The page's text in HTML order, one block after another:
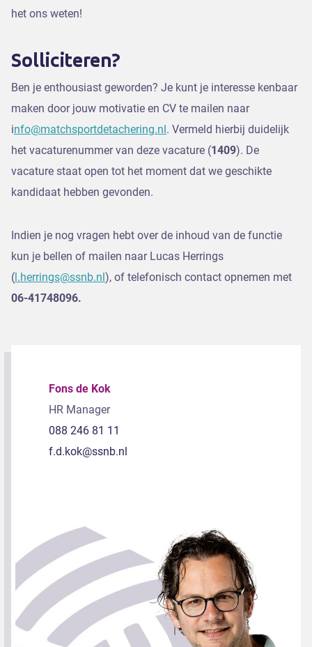
het ons weten!
Solliciteren?
Ben je enthousiast geworden? Je kunt je interesse kenbaar
maken door jouw motivatie en CV te mailen naar
info@matchsportdetachering.nl. Vermeld hierbij duidelijk
het vacaturenummer van deze vacature (1409). De
vacature staat open tot het moment dat we geschikte
kandidaat hebben gevonden.
Indien je nog vragen hebt over de inhoud van de functie
kun je bellen of mailen naar Lucas Herrings
(l.herrings@ssnb.nl), of telefonisch contact opnemen met
06-41748096.
Fons de Kok
HR Manager
088 246 81 11
f.d.kok@ssnb.nl